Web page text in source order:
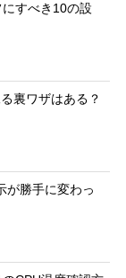
すべき10の設
裏ワザはある？
が勝手に変わっ